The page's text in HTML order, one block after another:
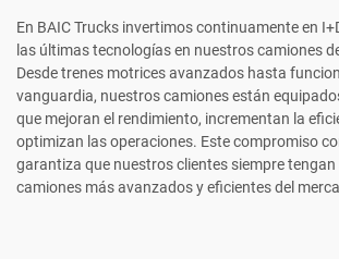
En BAIC Trucks invertimos continuamente en
las últimas tecnologías en nuestros camiones
Desde trenes motrices avanzados hasta
vanguardia, nuestros camiones están
que mejoran el rendimiento, incrementan la
optimizan las operaciones. Este compromiso
garantiza que nuestros clientes siempre tengan
camiones más avanzados y eficientes del